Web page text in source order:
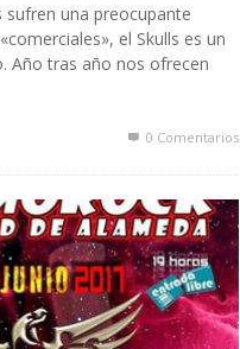
una preocupante
el Skulls es un
Año tras año nos ofrecen
0 Comentarios